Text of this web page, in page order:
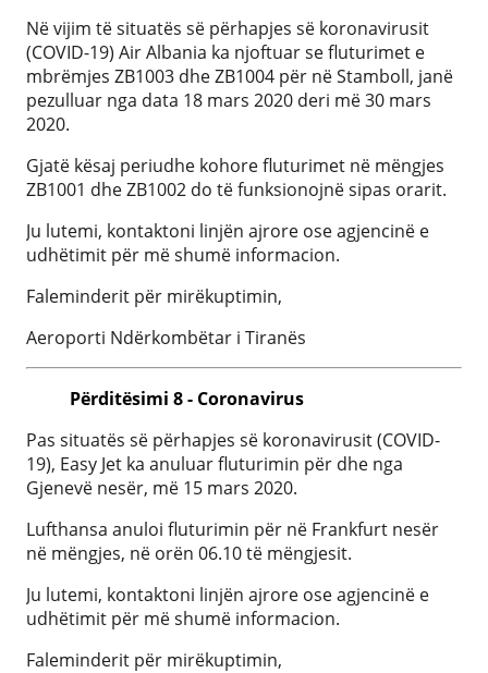
Në vijim të situatës së përhapjes së koronavirusit
(COVID-19) Air Albania ka njoftuar se fluturimet e
mbrëmjes ZB1003 dhe ZB1004 për në Stamboll, janë
pezulluar nga data 18 mars 2020 deri më 30 mars
2020.
Gjatë kësaj periudhe kohore fluturimet në mëngjes
ZB1001 dhe ZB1002 do të funksionojnë sipas orarit.
Ju lutemi, kontaktoni linjën ajrore ose agjencinë e
udhëtimit për më shumë informacion.
Faleminderit për mirëkuptimin,
Aeroporti Ndërkombëtar i Tiranës
Përditësimi 8 - Coronavirus
Pas situatës së përhapjes së koronavirusit (COVID-
19), Easy Jet ka anuluar fluturimin për dhe nga
Gjenevë nesër, më 15 mars 2020.
Lufthansa anuloi fluturimin për në Frankfurt nesër
në mëngjes, në orën 06.10 të mëngjesit.
Ju lutemi, kontaktoni linjën ajrore ose agjencinë e
udhëtimit për më shumë informacion.
Faleminderit për mirëkuptimin,